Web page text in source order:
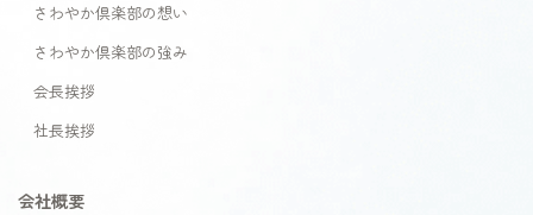
さわやか倶楽部の想い
さわやか倶楽部の強み
会長挨拶
社長挨拶
会社概要